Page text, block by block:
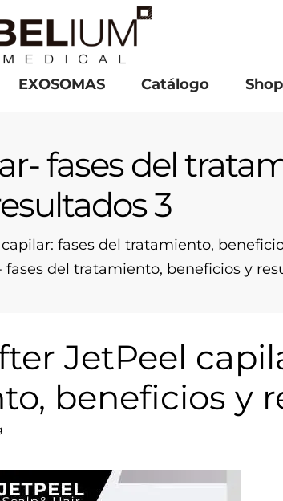
EXOSOMAS Catálogo Shop
fases del
3
fases del tratamiento,
del tratamiento, beneficios y
JetPeel
beneficios y